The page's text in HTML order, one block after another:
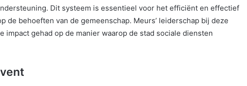
Dit systeem is essentieel voor het efficiënt en effectief
de behoeften van de gemeenschap. Meurs’ leiderschap bij deze
impact gehad op de manier waarop de stad sociale diensten